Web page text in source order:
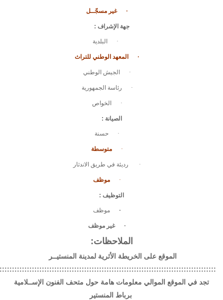
· غير مسجّــل
جهة الإشراف :
· البلدية
· المعهد الوطني للتراث
· الجيش الوطني
· رئاسة الجمهورية
· الخواص
الصيانة :
· حسنة
· متوسطة
· رديئة في طريق الاندثار
· موظف
التوظيف :
· موظف
· غير موظف
الملاحظات:
الموقع على الخريطة الأثرية لمدينة المنستيــر
تجد في الموقع الموالي معلومات هامة حول متحف الفنون الإســلامية
برباط المنستير